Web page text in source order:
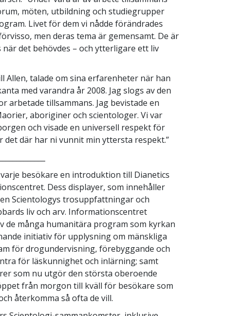
möten, utbildning och studiegrupper
Livet för dem vi nådde förändrades
men deras tema är gemensamt. De är
det behövdes – och ytterligare ett liv
talade om sina erfarenheter när han
med varandra år 2008. Jag slogs av den
arbetade tillsammans. Jag bevistade en
aboriginer och scientologer. Vi var
och visade en universell respekt för
där har ni vunnit min yttersta respekt.”
besökare en introduktion till Dianetics
Dess displayer, som innehåller
Scientologys trosuppfattningar och
liv och arv. Informationscentret
de många humanitära program som kyrkan
initiativ för upplysning om mänskliga
för drogundervisning, förebyggande och
för läskunnighet och inlärning; samt
som nu utgör den största oberoende
från morgon till kväll för besökare som
återkomma så ofta de vill.